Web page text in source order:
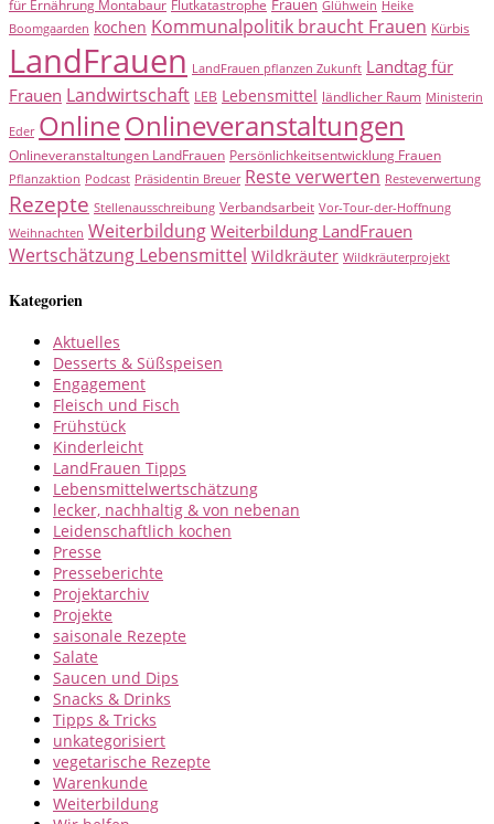
für Ernährung Montabaur Flutkatastrophe Frauen Glühwein Heike
Boomgaarden kochen Kommunalpolitik braucht Frauen Kürbis
LandFrauen LandFrauen pflanzen Zukunft Landtag für
Frauen Landwirtschaft LEB Lebensmittel ländlicher Raum Ministerin
Eder OnlineOnlineveranstaltungen
Onlineveranstaltungen LandFrauen Persönlichkeitsentwicklung Frauen
Pflanzaktion Podcast Präsidentin Breuer Reste verwerten Resteverwertung
Rezepte Stellenausschreibung Verbandsarbeit Vor-Tour-der-Hoffnung
Weihnachten Weiterbildung Weiterbildung LandFrauen
Wertschätzung Lebensmittel Wildkräuter Wildkräuterprojekt
Kategorien
Aktuelles
Desserts & Süßspeisen
Engagement
Fleisch und Fisch
Frühstück
Kinderleicht
LandFrauen Tipps
Lebensmittelwertschätzung
lecker, nachhaltig & von nebenan
Leidenschaftlich kochen
Presse
Presseberichte
Projektarchiv
Projekte
saisonale Rezepte
Salate
Saucen und Dips
Snacks & Drinks
Tipps & Tricks
unkategorisiert
vegetarische Rezepte
Warenkunde
Weiterbildung